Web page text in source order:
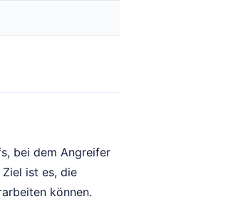
bei dem Angreifer
ist es, die
können.